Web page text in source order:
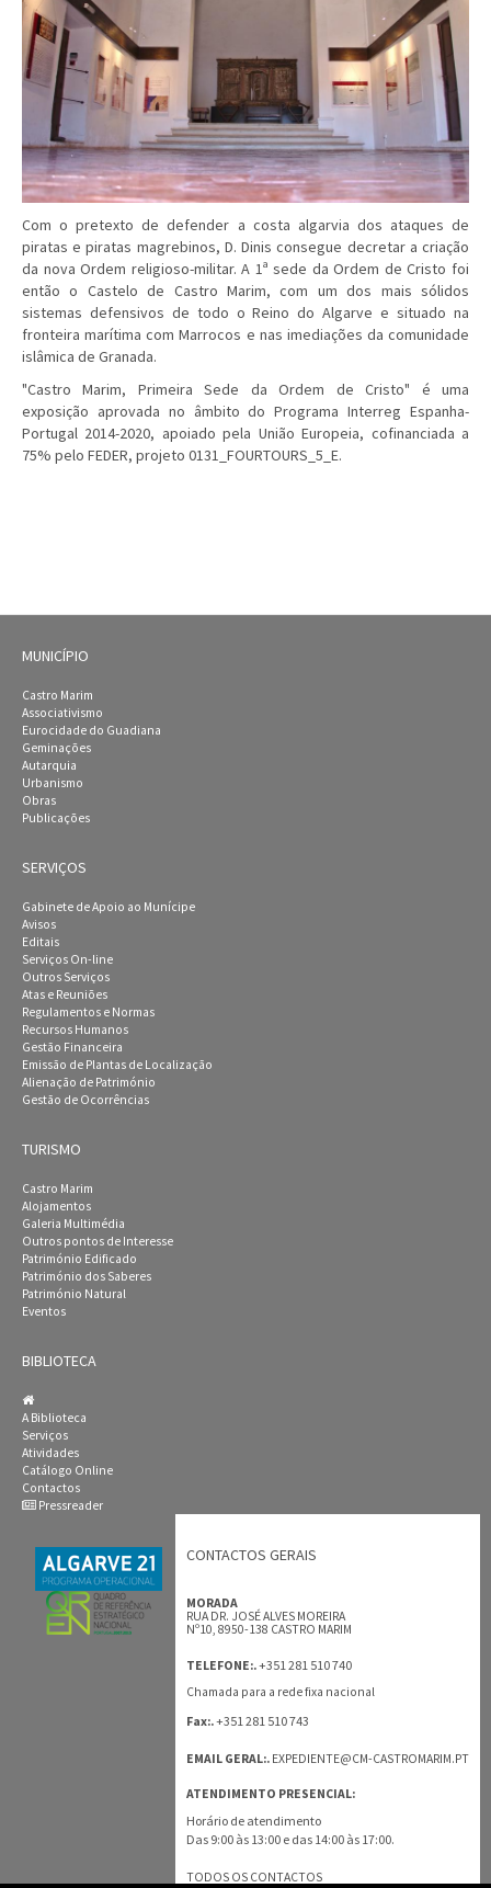
Com o pretexto de defender a costa algarvia dos ataques de
piratas e piratas magrebinos, D. Dinis consegue decretar a criação
da nova Ordem religioso-militar. A 1ª sede da Ordem de Cristo foi
então o Castelo de Castro Marim, com um dos mais sólidos
sistemas defensivos de todo o Reino do Algarve e situado na
fronteira marítima com Marrocos e nas imediações da comunidade
islâmica de Granada.
"Castro Marim, Primeira Sede da Ordem de Cristo" é uma
exposição aprovada no âmbito do Programa Interreg Espanha-
Portugal 2014-2020, apoiado pela União Europeia, cofinanciada a
75% pelo FEDER, projeto 0131_FOURTOURS_5_E.
MUNICÍPIO
Castro Marim
Associativismo
Eurocidade do Guadiana
Geminações
Autarquia
Urbanismo
Obras
Publicações
SERVIÇOS
Gabinete de Apoio ao Munícipe
Avisos
Editais
Serviços On-line
Outros Serviços
Atas e Reuniões
Regulamentos e Normas
Recursos Humanos
Gestão Financeira
Emissão de Plantas de Localização
Alienação de Património
Gestão de Ocorrências
TURISMO
Castro Marim
Alojamentos
Galeria Multimédia
Outros pontos de Interesse
Património Edificado
Património dos Saberes
Património Natural
Eventos
BIBLIOTECA
A Biblioteca
Serviços
Atividades
Catálogo Online
Contactos
Pressreader
CONTACTOS GERAIS
MORADA
RUA DR. JOSÉ ALVES MOREIRA
Nº10, 8950-138 CASTRO MARIM
TELEFONE:.+351 281 510 740
Chamada para a rede fixa nacional
Fax:.+351 281 510 743
EMAIL GERAL:. EXPEDIENTE@CM-CASTROMARIM.PT
ATENDIMENTO PRESENCIAL:
Horário de atendimento
Das 9:00 às 13:00 e das 14:00 às 17:00.
TODOS OS CONTACTOS